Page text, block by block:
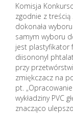
Komisja
zgodnie z
dokonała
samym wyboru
jest plastyfikator
diisononyl
przy
zmiękczacz na
pt.
wykładziny PVC
znacząco